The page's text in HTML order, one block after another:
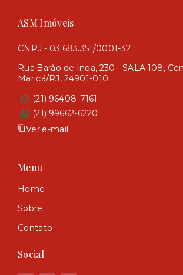
ASM Imóveis
CNPJ - 03.683.351/0001-32
Rua Barão de Inoa, 230 - SALA 108,
Maricá/RJ, 24901-010
(21) 96408-7161
(21) 99662-6220
Ver e-mail
Menu
Home
Sobre
Contato
Social